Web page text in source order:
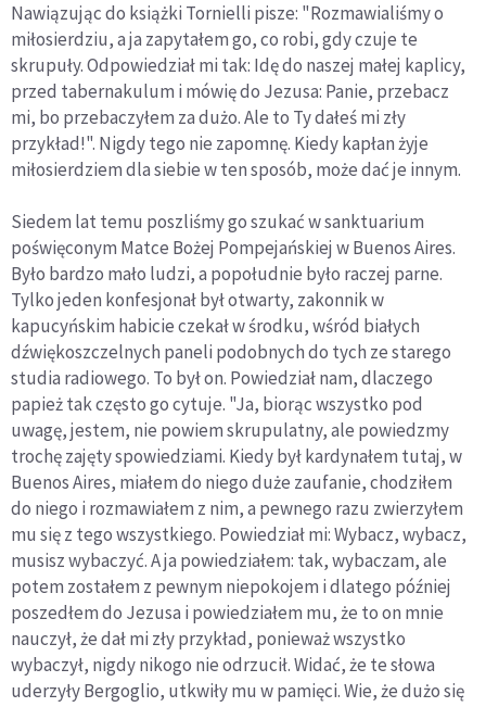
Nawiązując do książki Tornielli pisze: "Rozmawialiśmy o
miłosierdziu, a ja zapytałem go, co robi, gdy czuje te
skrupuły. Odpowiedział mi tak: Idę do naszej małej kaplicy,
przed tabernakulum i mówię do Jezusa: Panie, przebacz
mi, bo przebaczyłem za dużo. Ale to Ty dałeś mi zły
przykład!". Nigdy tego nie zapomnę. Kiedy kapłan żyje
miłosierdziem dla siebie w ten sposób, może dać je innym.
Siedem lat temu poszliśmy go szukać w sanktuarium
poświęconym Matce Bożej Pompejańskiej w Buenos Aires.
Było bardzo mało ludzi, a popołudnie było raczej parne.
Tylko jeden konfesjonał był otwarty, zakonnik w
kapucyńskim habicie czekał w środku, wśród białych
dźwiękoszczelnych paneli podobnych do tych ze starego
studia radiowego. To był on. Powiedział nam, dlaczego
papież tak często go cytuje. "Ja, biorąc wszystko pod
uwagę, jestem, nie powiem skrupulatny, ale powiedzmy
trochę zajęty spowiedziami. Kiedy był kardynałem tutaj, w
Buenos Aires, miałem do niego duże zaufanie, chodziłem
do niego i rozmawiałem z nim, a pewnego razu zwierzyłem
mu się z tego wszystkiego. Powiedział mi: Wybacz, wybacz,
musisz wybaczyć. A ja powiedziałem: tak, wybaczam, ale
potem zostałem z pewnym niepokojem i dlatego później
poszedłem do Jezusa i powiedziałem mu, że to on mnie
nauczył, że dał mi zły przykład, ponieważ wszystko
wybaczył, nigdy nikogo nie odrzucił. Widać, że te słowa
uderzyły Bergoglio, utkwiły mu w pamięci. Wie, że dużo się